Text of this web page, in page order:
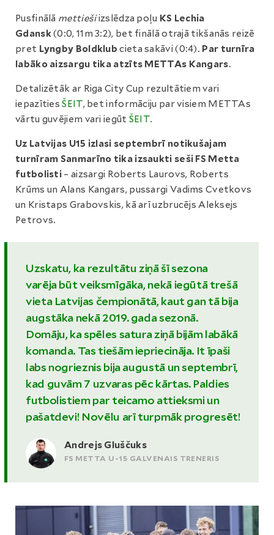
Pusfinālā mettiešiizslēdza poļu KS Lechia
Gdansk(0:0, 11m 3:2), bet finālā otrajā tikšanās reizē
pret Lyngby Boldklub cieta sakāvi (0:4). Par turnīra
labāko aizsargu tika atzīts METTAs Kangars.
Detalizētāk ar Riga City Cup rezultātiem vari
iepazītiesŠEIT, bet informāciju par visiem METTAs
vārtu guvējiem vari iegūt ŠEIT.
Uz Latvijas U15 izlasi septembrī notikušajam
turnīram Sanmarīno tika izsaukti seši FS Metta
futbolisti – aizsargi Roberts Laurovs, Roberts
Krūms un Alans Kangars, pussargi Vadims Cvetkovs
un Kristaps Grabovskis, kā arī uzbrucējs Aleksejs
Petrovs.
Uzskatu, ka rezultātu ziņā šī sezona
varēja būt veiksmīgāka, nekā iegūtā trešā
vieta Latvijas čempionātā, kaut gan tā bija
augstāka nekā 2019. gada sezonā.
Domāju, ka spēles satura ziņā bijām labākā
komanda. Tas tiešām iepriecināja. It īpaši
labs nogrieznis bija augustā un septembrī,
kad guvām 7 uzvaras pēc kārtas. Paldies
futbolistiem par teicamo attieksmi un
pašatdevi! Novēlu arī turpmāk progresēt!
Andrejs Gluščuks
FS METTA U-15 GALVENAIS TRENERIS